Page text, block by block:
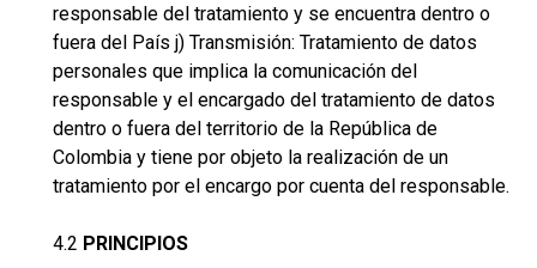
responsable del tratamiento y se encuentra dentro o
fuera del País j) Transmisión: Tratamiento de datos
personales que implica la comunicación del
responsable y el encargado del tratamiento de datos
dentro o fuera del territorio de la República de
Colombia y tiene por objeto la realización de un
tratamiento por el encargo por cuenta del responsable.
4.2 PRINCIPIOS